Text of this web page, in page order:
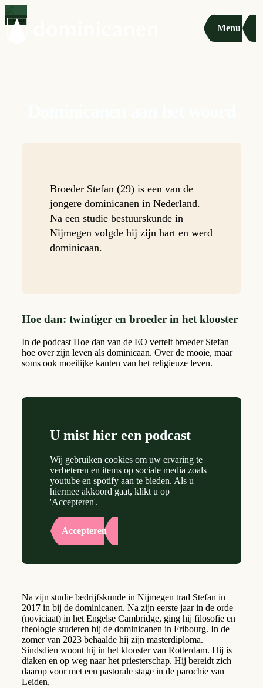
Menu
Broeder Stefan (29) is een van de
jongere dominicanen in Nederland.
Na een studie bestuurskunde in
Nijmegen volgde hij zijn hart en werd
dominicaan.
Hoe dan: twintiger en broeder in het klooster
In de podcast Hoe dan van de EO vertelt broeder Stefan
hoe over zijn leven als dominicaan. Over de mooie, maar
soms ook moeilijke kanten van het religieuze leven.
U mist hier een podcast
Wij gebruiken cookies om uw ervaring te
verbeteren en items op sociale media zoals
youtube en spotify aan te bieden. Als u
hiermee akkoord gaat, klikt u op
'Accepteren'.
Accepteren
Na zijn studie bedrijfskunde in Nijmegen trad Stefan in
2017 in bij de dominicanen. Na zijn eerste jaar in de orde
(noviciaat) in het Engelse Cambridge, ging hij filosofie en
theologie studeren bij de dominicanen in Fribourg. In de
zomer van 2023 behaalde hij zijn masterdiploma.
Sindsdien woont hij in het klooster van Rotterdam. Hij is
diaken en op weg naar het priesterschap. Hij bereidt zich
daarop voor met een pastorale stage in de parochie van
Leiden,